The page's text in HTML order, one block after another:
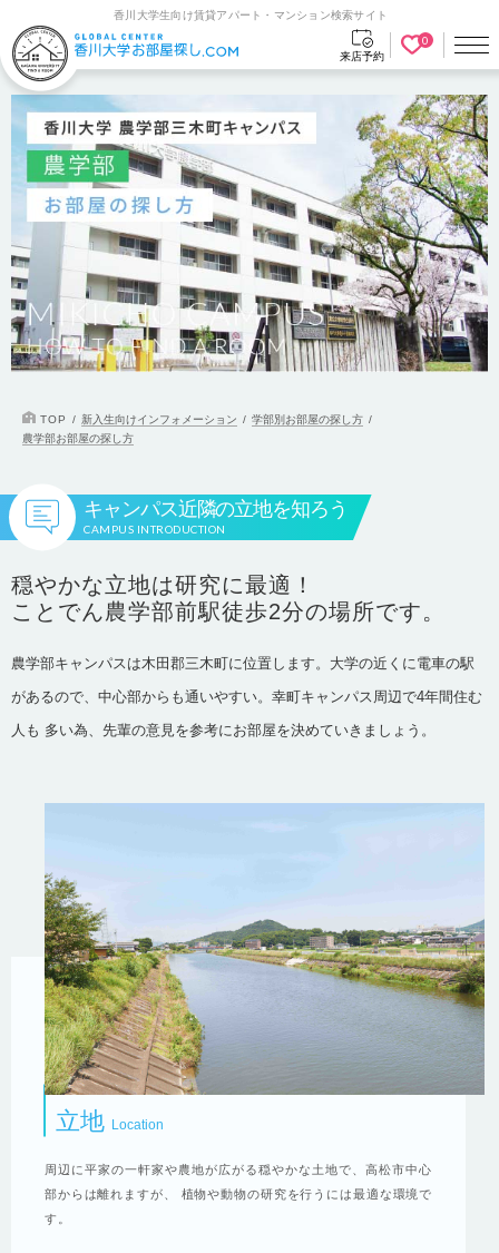
香川大学生向け賃貸アパート・マンション検索サイト
来店予約
0
TOP 新入生向けインフォメーション
学部別お部屋の探し方
農学部お部屋の探し方
キャンパス近隣の立地を知ろう
CAMPUS INTRODUCTION
穏やかな立地は研究に最適！
ことでん農学部前駅徒歩2分の場所です。
農学部キャンパスは木田郡三木町に位置します。大学の近くに電車の駅
があるので、中心部からも通いやすい。幸町キャンパス周辺で4年間住む
人も 多い為、先輩の意見を参考にお部屋を決めていきましょう。
立地 Location
周辺に平家の一軒家や農地が広がる穏やかな土地で、高松市中心
部からは離れますが、 植物や動物の研究を行うには最適な環境で
す。